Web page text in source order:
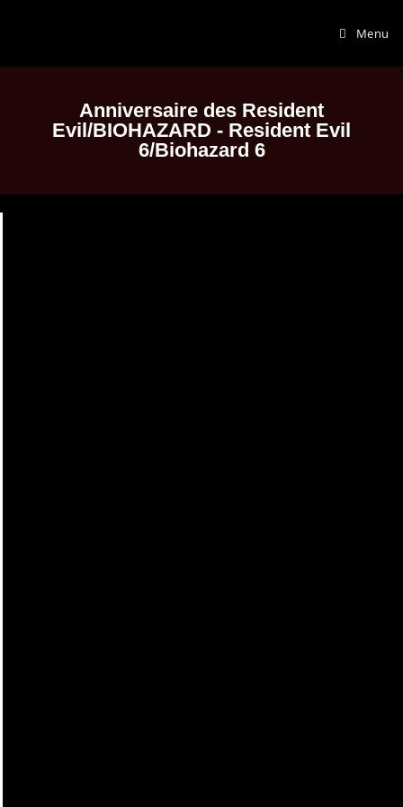
Menu
Anniversaire des Resident
Evil/BIOHAZARD - Resident Evil
6/Biohazard 6